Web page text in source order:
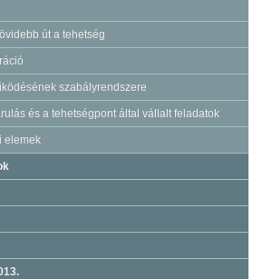
út a tehetség
szabályrendszere
és a tehetségpont által vállalt feladatok
elemek